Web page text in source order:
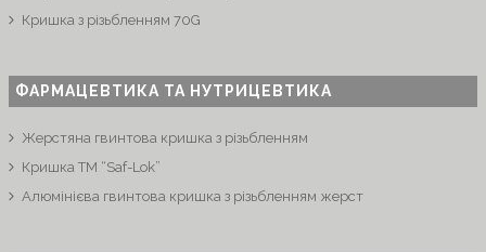
Кришка з різьбленням 70G
ФАРМАЦЕВТИКА ТА НУТРИЦЕВТИКА
Жерстяна гвинтова кришка з різьбленням
Кришка ТМ “Saf-Lok”
Алюмінієва гвинтова кришка з різьбленням жерст